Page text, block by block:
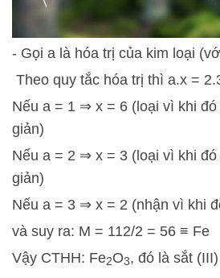
- Gọi a là hóa trị của kim loại
Theo quy tắc hóa trị thì a.x =
Nếu a = 1 ⇒ x = 6 (loại vì khi
giản)
Nếu a = 2 ⇒ x = 3 (loại vì khi
giản)
Nếu a = 3 ⇒ x = 2 (nhận vì khi
và suy ra: M = 112/2 = 56 ≡ Fe
Vậy CTHH: Fe2O3, đó là sắt